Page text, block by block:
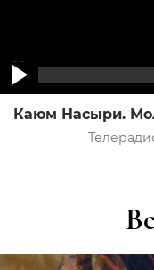
Каюм Насыри.